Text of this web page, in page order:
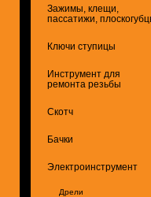
Зажимы, клещи,
пассатижи,
Ключи ступицы
Инструмент для
ремонта резьбы
Скотч
Бачки
Электроинструмент
Дрели